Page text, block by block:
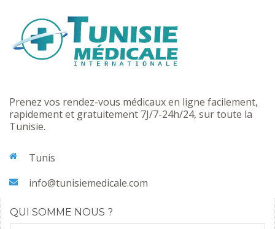
Prenez vos rendez-vous médicaux en ligne facilement,
rapidement et gratuitement 7J/7-24h/24, sur toute la
Tunisie.
Tunis
info@tunisiemedicale.com
QUI SOMME NOUS ?